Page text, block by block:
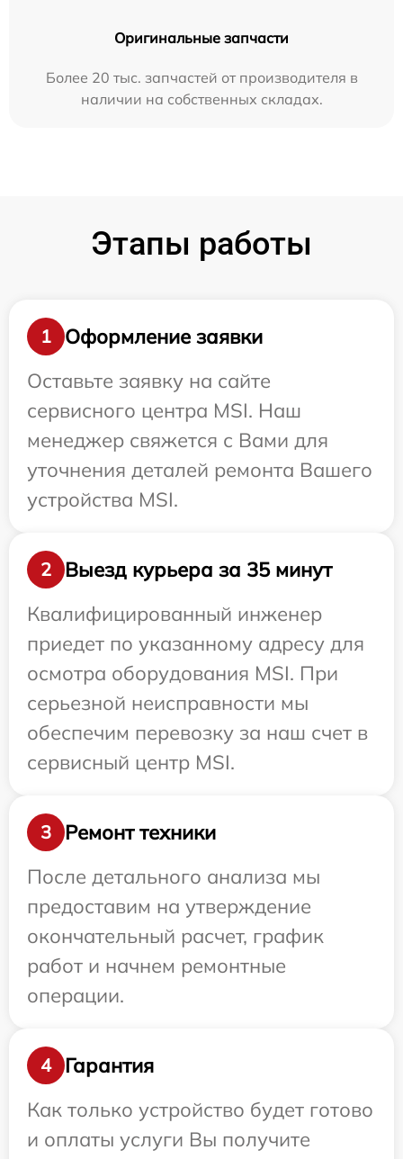
Оригинальные запчасти
Более 20 тыс. запчастей от производителя в
наличии на собственных складах.
Этапы работы
1
Оформление заявки
Оставьте заявку на сайте
сервисного центра MSI. Наш
менеджер свяжется с Вами для
уточнения деталей ремонта Вашего
устройства MSI.
2
Выезд курьера за 35 минут
Квалифицированный инженер
приедет по указанному адресу для
осмотра оборудования MSI. При
серьезной неисправности мы
обеспечим перевозку за наш счет в
сервисный центр MSI.
3
Ремонт техники
После детального анализа мы
предоставим на утверждение
окончательный расчет, график
работ и начнем ремонтные
операции.
4
Гарантия
Как только устройство будет готово
и оплаты услуги Вы получите